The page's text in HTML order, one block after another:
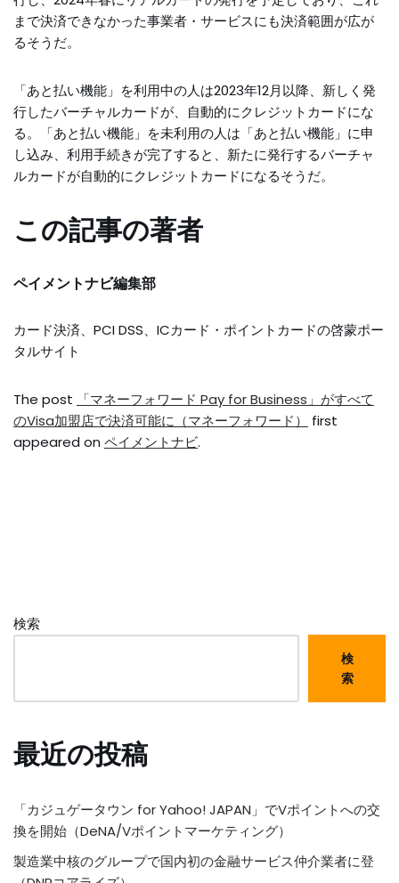
まで決済できなかった事業者・サービスにも決済範囲が広が
るそうだ。
「あと払い機能」を利用中の人は2023年12月以降、新しく発
行したバーチャルカードが、自動的にクレジットカードにな
る。「あと払い機能」を未利用の人は「あと払い機能」に申
し込み、利用手続きが完了すると、新たに発行するバーチャ
ルカードが自動的にクレジットカードになるそうだ。
この記事の著者
ペイメントナビ編集部
カード決済、PCI DSS、ICカード・ポイントカードの啓蒙ポー
タルサイト
The post
「マネーフォワード Pay for Business」がすべて
のVisa加盟店で決済可能に（マネーフォワード）
first
appeared on ペイメントナビ.
検索
検
索
最近の投稿
「カジュゲータウン for Yahoo! JAPAN」でVポイントへの交
換を開始（DeNA/Vポイントマーケティング）
製造業中核のグループで国内初の金融サービス仲介業者に登